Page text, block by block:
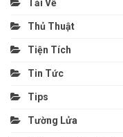
Tải Về
Thủ Thuật
Tiện Tích
Tin Tức
Tips
Tường Lửa